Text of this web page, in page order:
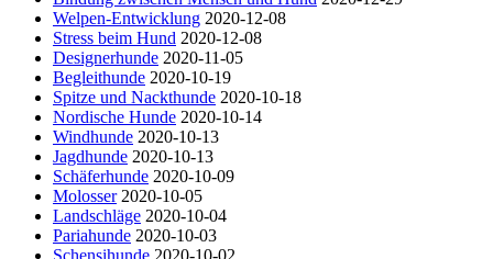
Welpen-Entwicklung 2020-12-08
Stress beim Hund 2020-12-08
Designerhunde 2020-11-05
Begleithunde 2020-10-19
Spitze und Nackthunde 2020-10-18
Nordische Hunde 2020-10-14
Windhunde 2020-10-13
Jagdhunde 2020-10-13
Schäferhunde 2020-10-09
Molosser 2020-10-05
Landschläge 2020-10-04
Pariahunde 2020-10-03